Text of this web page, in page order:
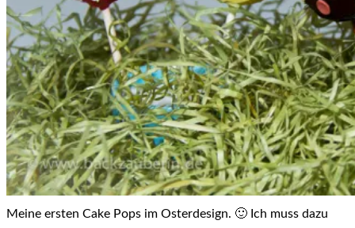
Meine ersten Cake Pops im Osterdesign. 🙂 Ich muss dazu